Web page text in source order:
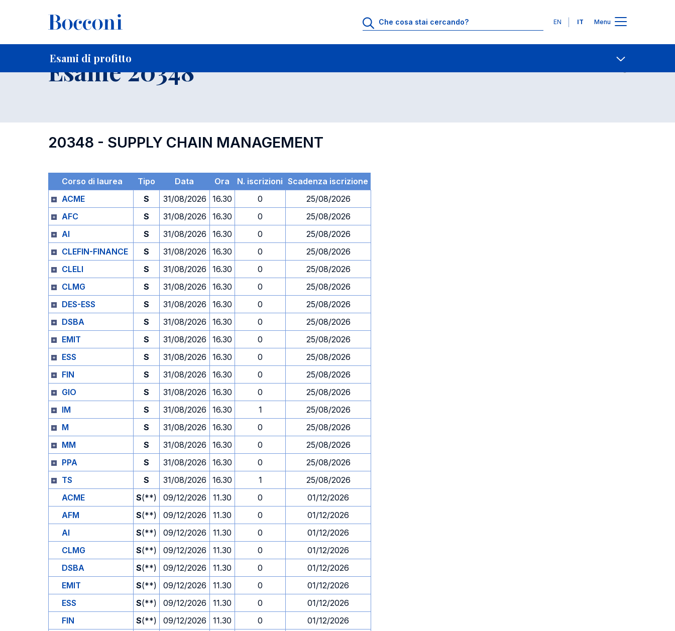
Lingue
EN IT Menu
Esami di profitto
Home Per studenti iscritti Contatti
Esame 20348
20348 - SUPPLY CHAIN MANAGEMENT
Corso di laurea Tipo Data Ora N. iscrizioni Scadenza iscrizione
ACME
S 31/08/2026 16.30 0
25/08/2026
AFC
S 31/08/2026 16.30 0
25/08/2026
AI
S 31/08/2026 16.30 0
25/08/2026
CLEFIN-FINANCE
S 31/08/2026 16.30 0
25/08/2026
CLELI
S 31/08/2026 16.30 0
25/08/2026
CLMG
S 31/08/2026 16.30 0
25/08/2026
DES-ESS
S 31/08/2026 16.30 0
25/08/2026
DSBA
S 31/08/2026 16.30 0
25/08/2026
EMIT
S 31/08/2026 16.30 0
25/08/2026
ESS
S 31/08/2026 16.30 0
25/08/2026
FIN
S 31/08/2026 16.30 0
25/08/2026
GIO
S 31/08/2026 16.30 0
25/08/2026
IM
S 31/08/2026 16.30 1
25/08/2026
M
S 31/08/2026 16.30 0
25/08/2026
MM
S 31/08/2026 16.30 0
25/08/2026
PPA
S 31/08/2026 16.30 0
25/08/2026
TS
S 31/08/2026 16.30 1
25/08/2026
ACME
S(**) 09/12/2026 11.30 0
01/12/2026
AFM
S(**) 09/12/2026 11.30 0
01/12/2026
AI
S(**) 09/12/2026 11.30 0
01/12/2026
CLMG
S(**) 09/12/2026 11.30 0
01/12/2026
DSBA
S(**) 09/12/2026 11.30 0
01/12/2026
EMIT
S(**) 09/12/2026 11.30 0
01/12/2026
ESS
S(**) 09/12/2026 11.30 0
01/12/2026
FIN
S(**) 09/12/2026 11.30 0
01/12/2026